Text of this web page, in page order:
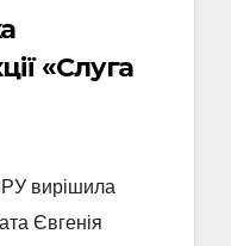
«Слуга
вирішила
Євгенія